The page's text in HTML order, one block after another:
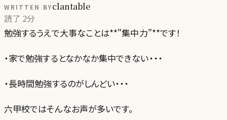
WRITTEN BYclantable
読了 2分
勉強するうえで大事なことは**"集中力"**です！
・家で勉強するとなかなか集中できない・・・
・長時間勉強するのがしんどい・・・
六甲校ではそんなお声が多いです。